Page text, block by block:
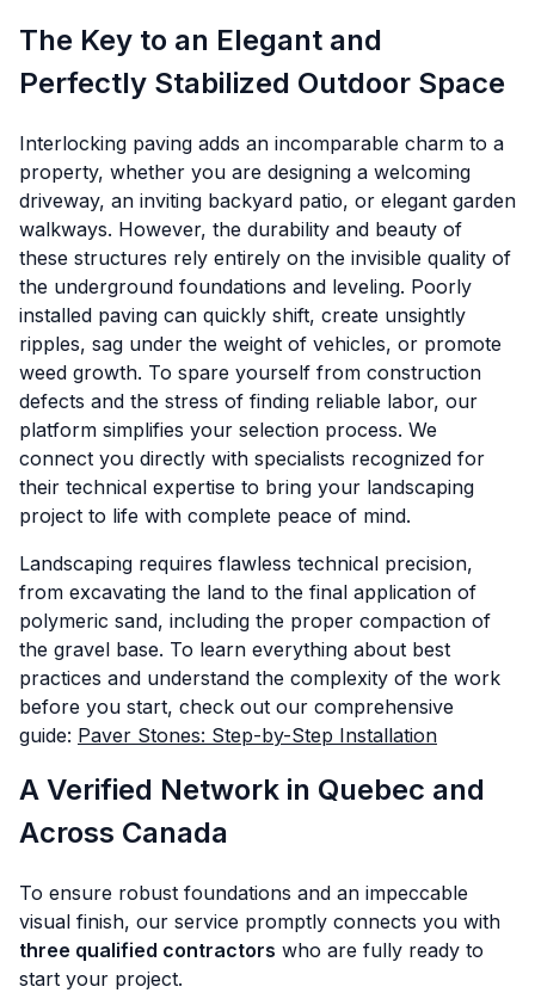
The Key to an Elegant and
Perfectly Stabilized Outdoor Space
Interlocking paving adds an incomparable charm to a
property, whether you are designing a welcoming
driveway, an inviting backyard patio, or elegant garden
walkways. However, the durability and beauty of
these structures rely entirely on the invisible quality of
the underground foundations and leveling. Poorly
installed paving can quickly shift, create unsightly
ripples, sag under the weight of vehicles, or promote
weed growth. To spare yourself from construction
defects and the stress of finding reliable labor, our
platform simplifies your selection process. We
connect you directly with specialists recognized for
their technical expertise to bring your landscaping
project to life with complete peace of mind.
Landscaping requires flawless technical precision,
from excavating the land to the final application of
polymeric sand, including the proper compaction of
the gravel base. To learn everything about best
practices and understand the complexity of the work
before you start, check out our comprehensive
guide: Paver Stones: Step-by-Step Installation
A Verified Network in Quebec and
Across Canada
To ensure robust foundations and an impeccable
visual finish, our service promptly connects you with
three qualified contractors who are fully ready to
start your project.